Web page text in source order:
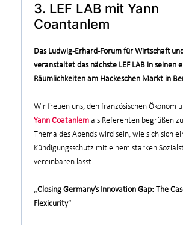
3. LEF LAB mit Yann
Coantanlem
Das Ludwig-Erhard-Forum für Wirtschaft
veranstaltet das nächste LEF LAB in seinen
Räumlichkeiten am Hackeschen Markt in
Wir freuen uns, den französischen Ökonom
Yann Coatanlemals Referenten begrüßen
Thema des Abends wird sein, wie sichsich
Kündigungsschutz mit einem starken
vereinbaren lässt.
„Closing Germany’s Innovation Gap: The
Flexicurity“